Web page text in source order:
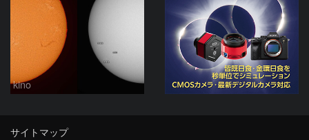
kino
サイトマップ